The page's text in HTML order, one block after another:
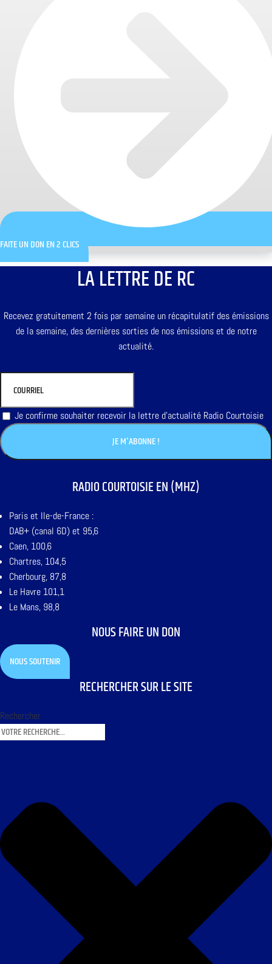
FAITE UN DON EN 2 CLICS
LA LETTRE DE RC
Recevez gratuitement 2 fois par semaine un récapitulatif des émissions
de la semaine, des dernières sorties de nos émissions et de notre
actualité.
Je confirme souhaiter recevoir la lettre d'actualité Radio Courtoisie
RADIO COURTOISIE EN (MHZ)
Paris et Ile-de-France :
DAB+ (canal 6D) et 95,6
Caen, 100,6
Chartres, 104,5
Cherbourg, 87,8
Le Havre 101,1
Le Mans, 98,8
NOUS FAIRE UN DON
NOUS SOUTENIR
RECHERCHER SUR LE SITE
Rechercher